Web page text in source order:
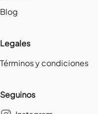
Blog
Legales
Términos y condiciones
Seguinos